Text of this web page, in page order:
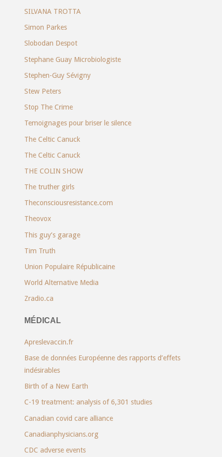
SILVANA TROTTA
Simon Parkes
Slobodan Despot
Stephane Guay Microbiologiste
Stephen-Guy Sévigny
Stew Peters
Stop The Crime
Temoignages pour briser le silence
The Celtic Canuck
The Celtic Canuck
THE COLIN SHOW
The truther girls
Theconsciousresistance.com
Theovox
This guy’s garage
Tim Truth
Union Populaire Républicaine
World Alternative Media
Zradio.ca
MÉDICAL
Apreslevaccin.fr
Base de données Européenne des rapports d’effets
indésirables
Birth of a New Earth
C-19 treatment: analysis of 6,301 studies
Canadian covid care alliance
Canadianphysicians.org
CDC adverse events